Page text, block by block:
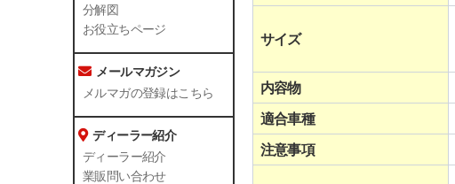
分解図
お役立ちページ
メールマガジン
メルマガの登録はこちら
ディーラー紹介
ディーラー紹介
業販問い合わせ
サイズ
内容物
適合車種
注意事項